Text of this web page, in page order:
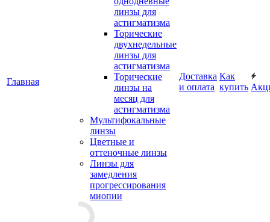
Главная
линзы для
астигматизма
Торические
двухнедельные
линзы для
астигматизма
Торические
линзы на
месяц для
астигматизма
Мультифокальные
линзы
Цветные и
оттеночные линзы
Линзы для
замедления
прогрессирования
миопии
Доставка
и оплата
Как
купить